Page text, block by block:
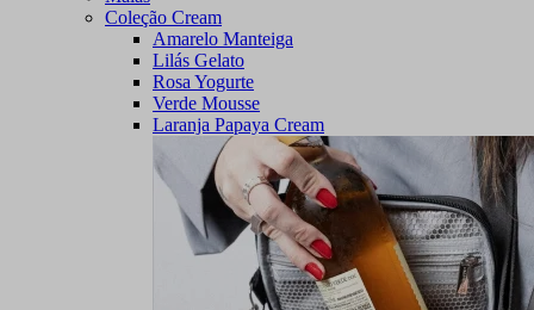
Coleção Cream
Amarelo Manteiga
Lilás Gelato
Rosa Yogurte
Verde Mousse
Laranja Papaya Cream